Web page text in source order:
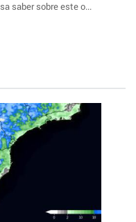
saber sobre este o...